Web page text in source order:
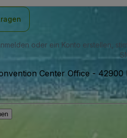
oder ein Konto erstellen,
Center Office - 42900